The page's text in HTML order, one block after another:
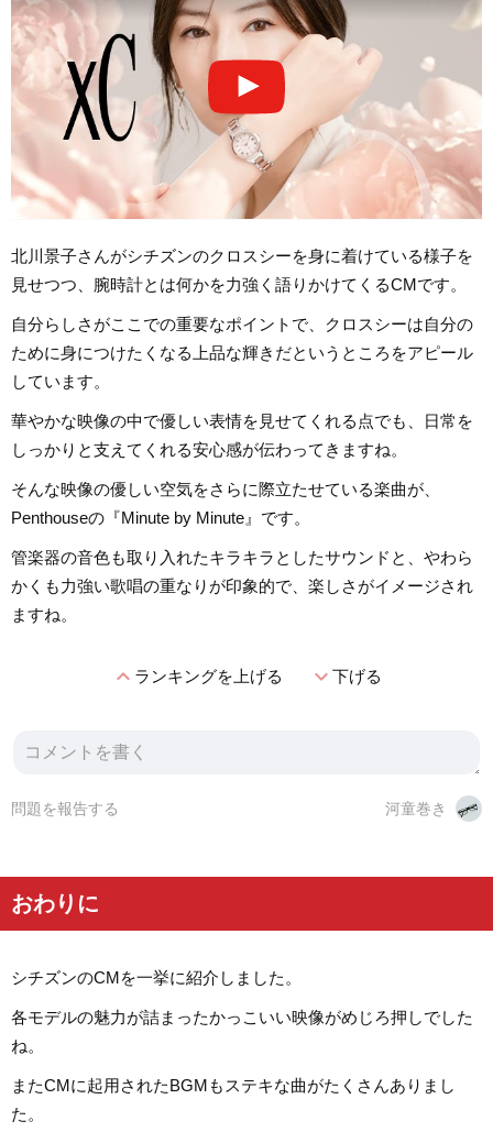
北川景子さんがシチズンのクロスシーを身に着けている様子を
見せつつ、腕時計とは何かを力強く語りかけてくるCMです。
自分らしさがここでの重要なポイントで、クロスシーは自分の
ために身につけたくなる上品な輝きだというところをアピール
しています。
華やかな映像の中で優しい表情を見せてくれる点でも、日常を
しっかりと支えてくれる安心感が伝わってきますね。
そんな映像の優しい空気をさらに際立たせている楽曲が、
Penthouseの『Minute by Minute』です。
管楽器の音色も取り入れたキラキラとしたサウンドと、やわら
かくも力強い歌唱の重なりが印象的で、楽しさがイメージされ
ますね。
expand_lessランキングを上げる expand_more下げる
河童巻き
問題を報告する
おわりに
シチズンのCMを一挙に紹介しました。
各モデルの魅力が詰まったかっこいい映像がめじろ押しでした
ね。
またCMに起用されたBGMもステキな曲がたくさんありまし
た。